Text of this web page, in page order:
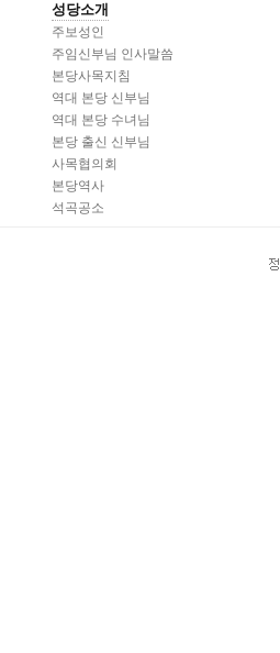
성당소개
주보성인
주임신부님 인사말씀
본당사목지침
역대 본당 신부님
역대 본당 수녀님
본당 출신 신부님
사목협의회
본당역사
석곡공소